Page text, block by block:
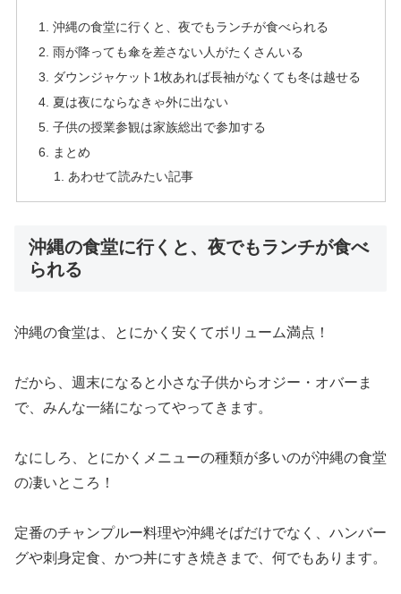
沖縄の食堂に行くと、夜でもランチが食べられる
雨が降っても傘を差さない人がたくさんいる
ダウンジャケット1枚あれば長袖がなくても冬は越せる
夏は夜にならなきゃ外に出ない
子供の授業参観は家族総出で参加する
まとめ
あわせて読みたい記事
沖縄の食堂に行くと、夜でもランチが食べ
られる
沖縄の食堂は、とにかく安くてボリューム満点！
だから、週末になると小さな子供からオジー・オバーま
で、みんな一緒になってやってきます。
なにしろ、とにかくメニューの種類が多いのが沖縄の食堂
の凄いところ！
定番のチャンプルー料理や沖縄そばだけでなく、ハンバー
グや刺身定食、かつ丼にすき焼きまで、何でもあります。